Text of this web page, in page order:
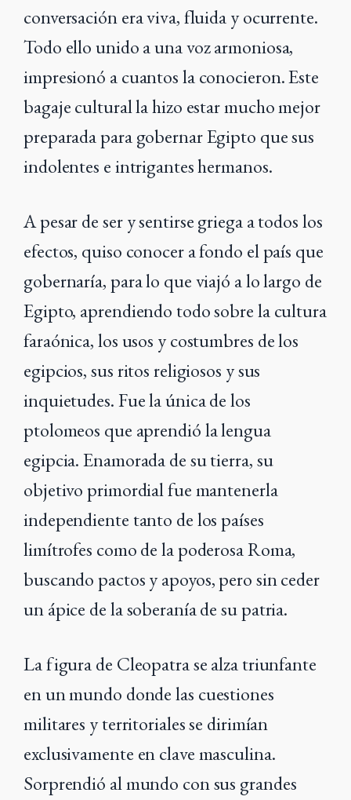
conversación era viva, fluida y ocurrente.
Todo ello unido a una voz armoniosa,
impresionó a cuantos la conocieron. Este
bagaje cultural la hizo estar mucho mejor
preparada para gobernar Egipto que sus
indolentes e intrigantes hermanos.
A pesar de ser y sentirse griega a todos los
efectos, quiso conocer a fondo el país que
gobernaría, para lo que viajó a lo largo de
Egipto, aprendiendo todo sobre la cultura
faraónica, los usos y costumbres de los
egipcios, sus ritos religiosos y sus
inquietudes. Fue la única de los
ptolomeos que aprendió la lengua
egipcia. Enamorada de su tierra, su
objetivo primordial fue mantenerla
independiente tanto de los países
limítrofes como de la poderosa Roma,
buscando pactos y apoyos, pero sin ceder
un ápice de la soberanía de su patria.
La figura de Cleopatra se alza triunfante
en un mundo donde las cuestiones
militares y territoriales se dirimían
exclusivamente en clave masculina.
Sorprendió al mundo con sus grandes